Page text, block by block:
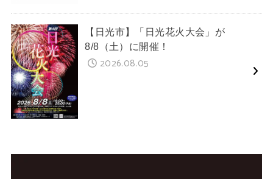
【日光市】「日光花火大会」が
8/8（土）に開催！
2026.08.05